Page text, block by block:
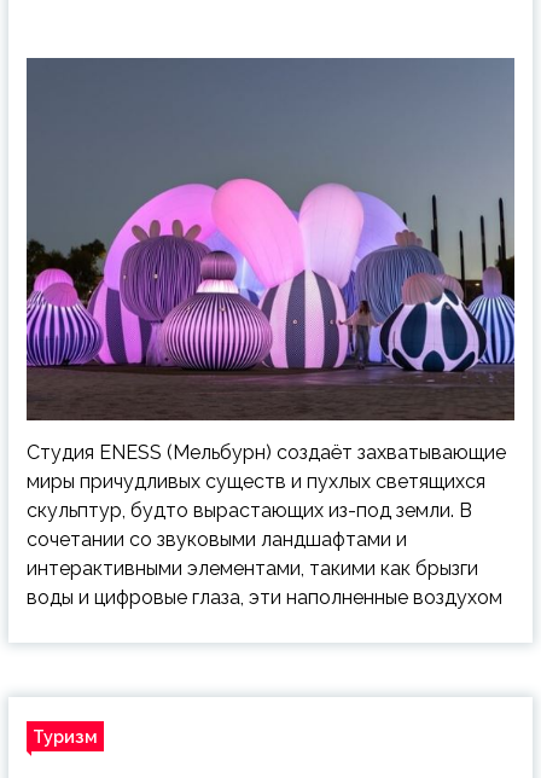
Студия ENESS (Мельбурн) создаёт захватывающие
миры причудливых существ и пухлых светящихся
скульптур, будто вырастающих из-под земли. В
сочетании со звуковыми ландшафтами и
интерактивными элементами, такими как брызги
воды и цифровые глаза, эти наполненные воздухом
Туризм